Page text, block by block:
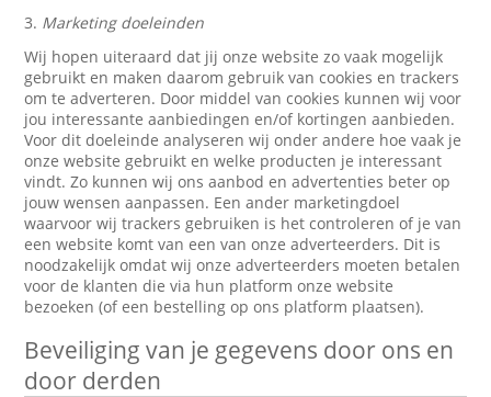
3. Marketing doeleinden
Wij hopen uiteraard dat jij onze website zo vaak mogelijk
gebruikt en maken daarom gebruik van cookies en trackers
om te adverteren. Door middel van cookies kunnen wij voor
jou interessante aanbiedingen en/of kortingen aanbieden.
Voor dit doeleinde analyseren wij onder andere hoe vaak je
onze website gebruikt en welke producten je interessant
vindt. Zo kunnen wij ons aanbod en advertenties beter op
jouw wensen aanpassen. Een ander marketingdoel
waarvoor wij trackers gebruiken is het controleren of je van
een website komt van een van onze adverteerders. Dit is
noodzakelijk omdat wij onze adverteerders moeten betalen
voor de klanten die via hun platform onze website
bezoeken (of een bestelling op ons platform plaatsen).
Beveiliging van je gegevens door ons en
door derden